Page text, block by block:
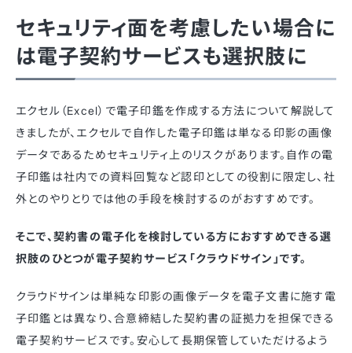
セキュリティ面を考慮したい場合に
は電子契約サービスも選択肢に
エクセル（Excel）で電子印鑑を作成する方法について解説して
きましたが、エクセルで自作した電子印鑑は単なる印影の画像
データであるためセキュリティ上のリスクがあります。自作の電
子印鑑は社内での資料回覧など認印としての役割に限定し、社
外とのやりとりでは他の手段を検討するのがおすすめです。
そこで、契約書の電子化を検討している方におすすめできる選
択肢のひとつが電子契約サービス「クラウドサイン」です。
クラウドサインは単純な印影の画像データを電子文書に施す電
子印鑑とは異なり、合意締結した契約書の証拠力を担保できる
電子契約サービスです。安心して長期保管していただけるよう